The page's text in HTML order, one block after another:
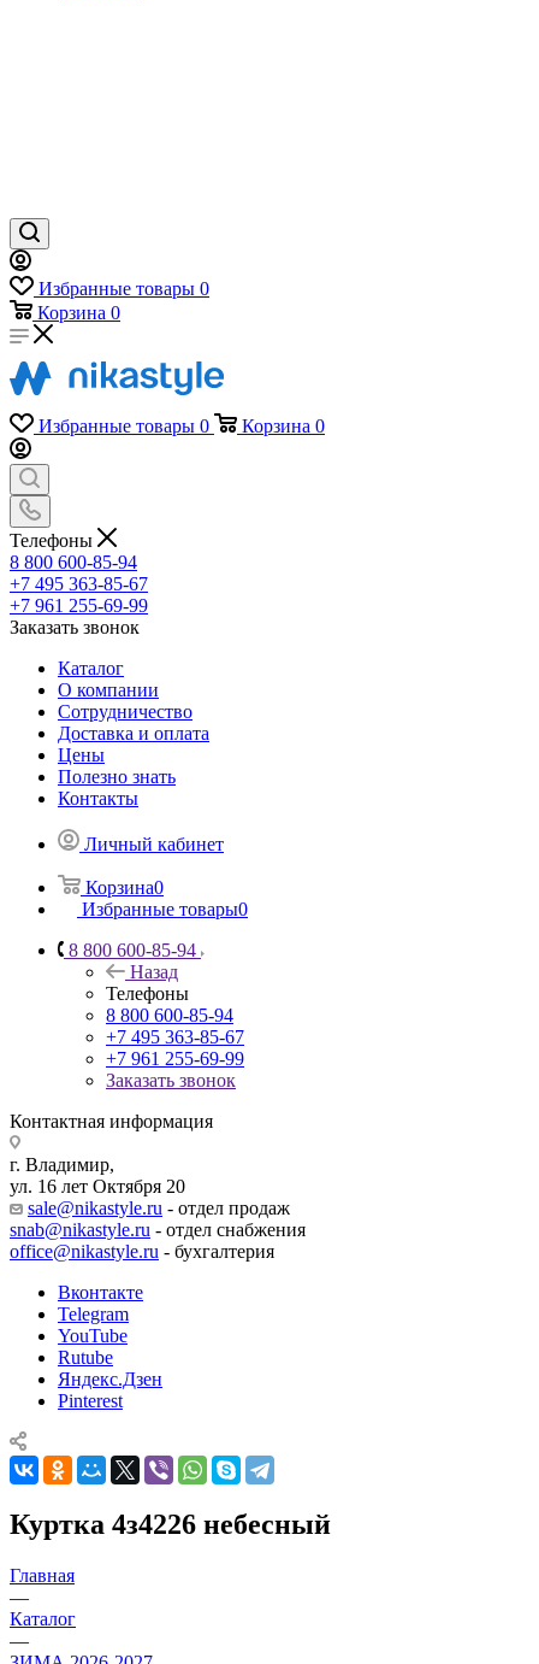
Избранные товары 0
Корзина 0
Избранные товары 0 Корзина 0
Телефоны
8 800 600-85-94
+7 495 363-85-67
+7 961 255-69-99
Заказать звонок
Каталог
О компании
Сотрудничество
Доставка и оплата
Цены
Полезно знать
Контакты
Личный кабинет
Корзина0
Избранные товары0
8 800 600-85-94
Назад
Телефоны
8 800 600-85-94
+7 495 363-85-67
+7 961 255-69-99
Заказать звонок
Контактная информация
г. Владимир,
ул. 16 лет Октября 20
sale@nikastyle.ru - отдел продаж
snab@nikastyle.ru - отдел снабжения
office@nikastyle.ru - бухгалтерия
Вконтакте
Telegram
YouTube
Rutube
Яндекс.Дзен
Pinterest
Куртка 4з4226 небесный
Главная
—
Каталог
—